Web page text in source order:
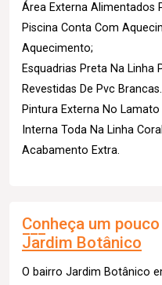
Área Externa Alimentados
Piscina Conta Com
Aquecimento;
Esquadrias Preta Na Linha
Revestidas De Pvc Brancas.
Pintura Externa No
Interna Toda Na Linha
Acabamento Extra.
Conheça um
Jardim Botânico
O bairro Jardim Botânico